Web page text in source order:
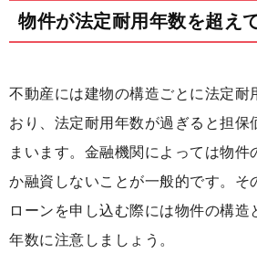
物件が法定耐用年数を超え
不動産には建物の構造ごとに法定耐
おり、法定耐用年数が過ぎると担保
まいます。金融機関によっては物件
か融資しないことが一般的です。そ
ローンを申し込む際には物件の構造
年数に注意しましょう。